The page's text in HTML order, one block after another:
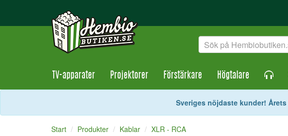
TV-apparater Projektorer Förstärkare Högtalare
Sveriges nöjdaste kunder!
Start Produkter Kablar XLR - RCA